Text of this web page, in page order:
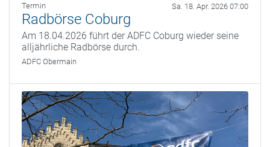
Termin Sa. 18. Apr. 2026 07:00
Radbörse Coburg
Am 18.04.2026 führt der ADFC Coburg wieder seine
alljährliche Radbörse durch.
ADFC Obermain